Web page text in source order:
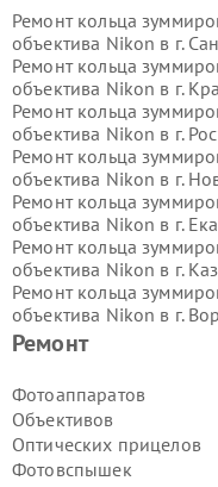
Ремонт
Фотоаппаратов
Объективов
Оптических прицелов
Фотовспышек
Ремонт кольца
объектива Nikon в г.
Ремонт кольца
объектива Nikon в г.
Ремонт кольца
объектива Nikon в г.
Ремонт кольца
объектива Nikon в г.
Ремонт кольца
объектива Nikon в г.
Ремонт кольца
объектива Nikon в г.
Ремонт кольца
объектива Nikon в г.
Ремонт кольца
Ремонт кольца
объектива Nikon в г.
Ремонт кольца
объектива Nikon в г.
Ремонт кольца